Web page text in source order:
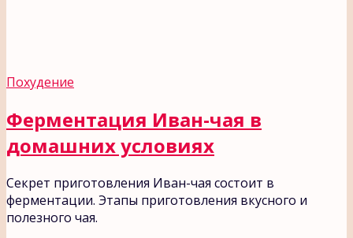
Похудение
Ферментация Иван-чая в
домашних условиях
Секрет приготовления Иван-чая состоит в
ферментации. Этапы приготовления вкусного и
полезного чая.